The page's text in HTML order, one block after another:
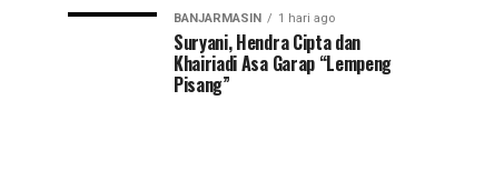
BANJARMASIN 1 hari ago
Suryani, Hendra Cipta dan
Khairiadi Asa Garap “Lempeng
Pisang”